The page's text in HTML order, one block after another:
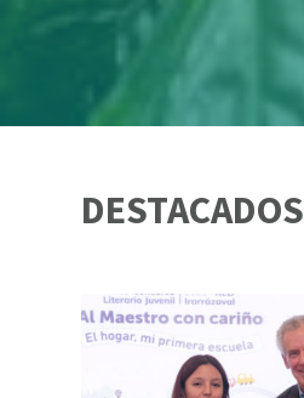
DESTACADOS